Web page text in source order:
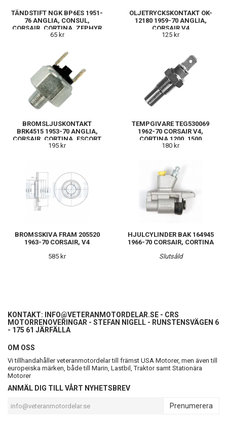
TÄNDSTIFT NGK BP6ES 1951-
76 ANGLIA, CONSUL,
CORSAIR, CORTINA, ZEPHYR
65 kr
OLJETRYCKSKONTAKT OK-
12180 1959-70 ANGLIA,
CORSAIR V4
125 kr
BROMSLJUSKONTAKT
BRK4515 1953-70 ANGLIA,
CORSAIR, CORTINA, ESCORT
195 kr
TEMPGIVARE TEG530069
1962-70 CORSAIR V4,
CORTINA 1200, 1500
180 kr
BROMSSKIVA FRAM 205520
1963-70 CORSAIR, V4
585 kr
HJULCYLINDER BAK 164945
1966-70 CORSAIR, CORTINA
Slutsåld
KONTAKT: INFO@VETERANMOTORDELAR.SE - CRS
MOTORRENOVERINGAR - STEFAN NIGELL - RUNSTENSVÄGEN 6
- 175 61 JÄRFÄLLA
OM OSS
Vi tillhandahåller veteranmotordelar till främst USA Motorer, men även till
europeiska märken, både till Marin, Lastbil, Traktor samt Stationära
Motorer
ANMÄL DIG TILL VÅRT NYHETSBREV
Prenumerera